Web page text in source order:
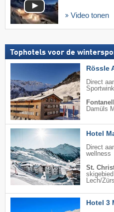
Video tonen
Tophotels voor de
Rössle
Direct
Damüls
Hotel
Direct
wellness
St.
Lech/​
Hotel 3